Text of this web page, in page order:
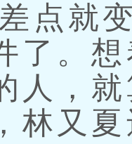
点就变
了。
人，
林又